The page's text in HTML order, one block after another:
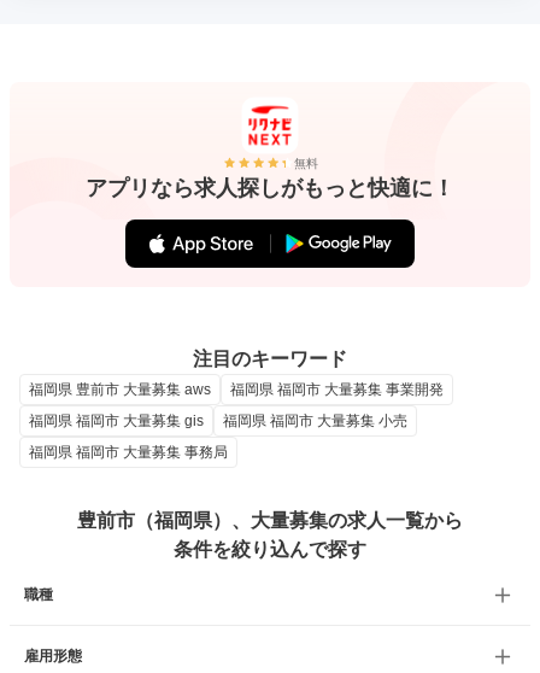
無料
アプリなら求人探しがもっと快適に！
注目のキーワード
福岡県 豊前市 大量募集 aws
福岡県 福岡市 大量募集 事業開発
福岡県 福岡市 大量募集 gis
福岡県 福岡市 大量募集 小売
福岡県 福岡市 大量募集 事務局
豊前市（福岡県）、大量募集の求人一覧から
条件を絞り込んで探す
職種
雇用形態